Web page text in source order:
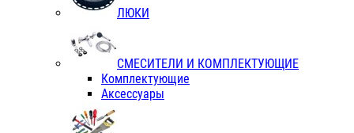
ЛЮКИ
СМЕСИТЕЛИ И КОМПЛЕКТУЮЩИЕ
Комплектующие
Аксессуары